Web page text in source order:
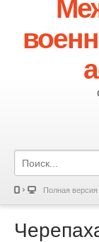
Полная версия